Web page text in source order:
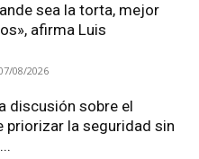
sea la torta, mejor
afirma Luis
08/2026
discusión sobre el
priorizar la seguridad sin